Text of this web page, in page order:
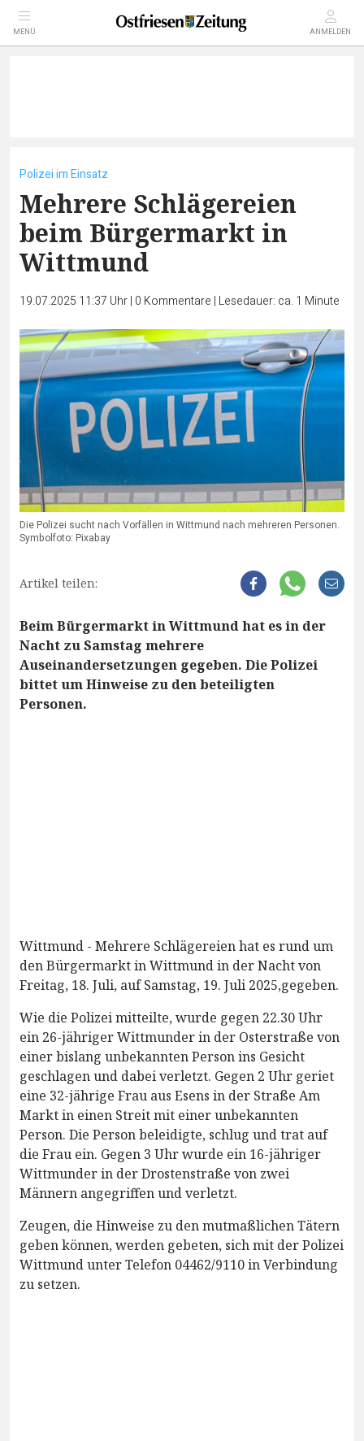
MENÜ ANMELDEN
Polizei im Einsatz
Mehrere Schlägereien
beim Bürgermarkt in
Wittmund
19.07.2025 11:37 Uhr| 0 Kommentare | Lesedauer: ca. 1 Minute
Die Polizei sucht nach Vorfällen in Wittmund nach mehreren Personen.
Symbolfoto: Pixabay
Artikel teilen:
Beim Bürgermarkt in Wittmund hat es in der
Nacht zu Samstag mehrere
Auseinandersetzungen gegeben. Die Polizei
bittet um Hinweise zu den beteiligten
Personen.
Wittmund - Mehrere Schlägereien hat es rund um
den Bürgermarkt in Wittmund in der Nacht von
Freitag, 18. Juli, auf Samstag, 19. Juli 2025,gegeben.
Wie die Polizei mitteilte, wurde gegen 22.30 Uhr
ein 26-jähriger Wittmunder in der Osterstraße von
einer bislang unbekannten Person ins Gesicht
geschlagen und dabei verletzt. Gegen 2 Uhr geriet
eine 32-jährige Frau aus Esens in der Straße Am
Markt in einen Streit mit einer unbekannten
Person. Die Person beleidigte, schlug und trat auf
die Frau ein. Gegen 3 Uhr wurde ein 16-jähriger
Wittmunder in der Drostenstraße von zwei
Männern angegriffen und verletzt.
Zeugen, die Hinweise zu den mutmaßlichen Tätern
geben können, werden gebeten, sich mit der Polizei
Wittmund unter Telefon 04462/9110 in Verbindung
zu setzen.